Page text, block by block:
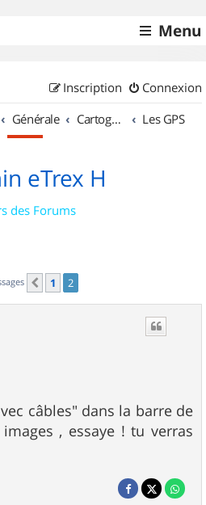
Menu
Connexion
Inscription
Générale Cartographie et GPS Les GPS
eTrex H
des Forums
Précédent
1 2
câbles" dans la barre de
, essaye ! tu verras